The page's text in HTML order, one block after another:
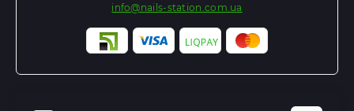
info@nails-station.com.ua